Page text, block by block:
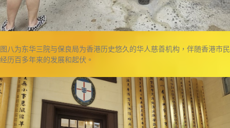
图八为东华三院与保良局为香港历史悠久的华人慈善机构，伴随香港市民
经历百多年来的发展和起伏。